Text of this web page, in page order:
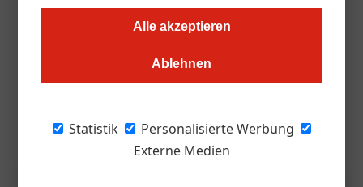
Alle akzeptieren
Ablehnen
Statistik
Personalisierte Werbung
Externe Medien
Reben, Raritäten und Rampenlicht: Bei der 14. Ausgabe des
Branche geehrt.